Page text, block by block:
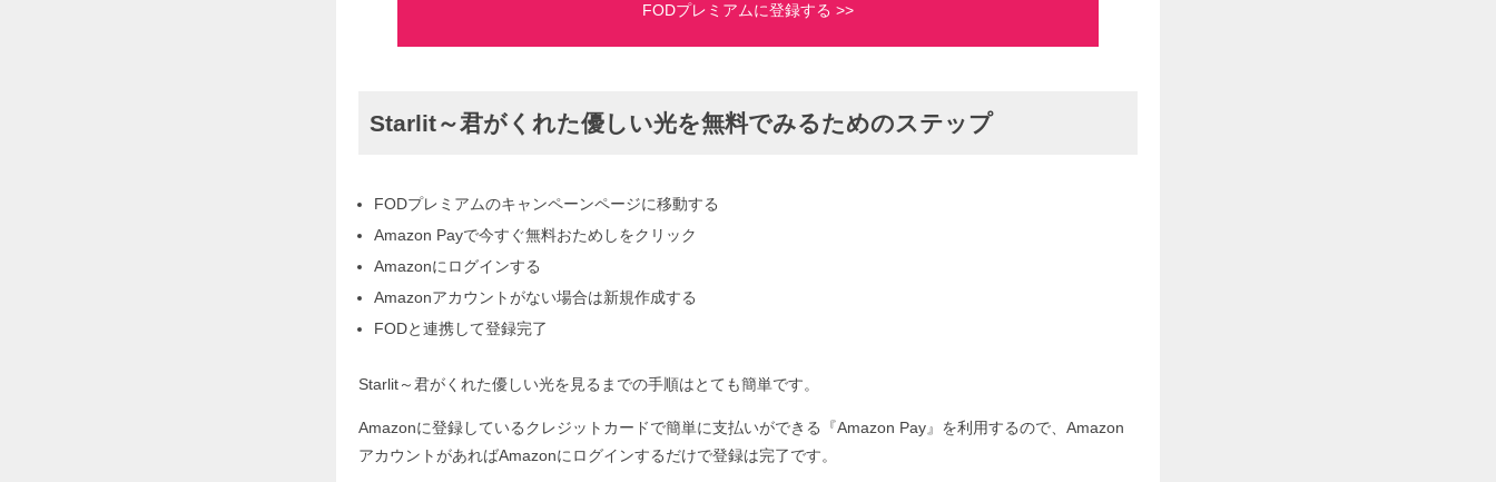
FODプレミアムに登録する >>
Starlit～君がくれた優しい光を無料でみるためのステップ
FODプレミアムのキャンペーンページに移動する
Amazon Payで今すぐ無料おためしをクリック
Amazonにログインする
Amazonアカウントがない場合は新規作成する
FODと連携して登録完了
Starlit～君がくれた優しい光を見るまでの手順はとても簡単です。
Amazonに登録しているクレジットカードで簡単に支払いができる『Amazon Pay』を利用するので、Amazon
アカウントがあればAmazonにログインするだけで登録は完了です。